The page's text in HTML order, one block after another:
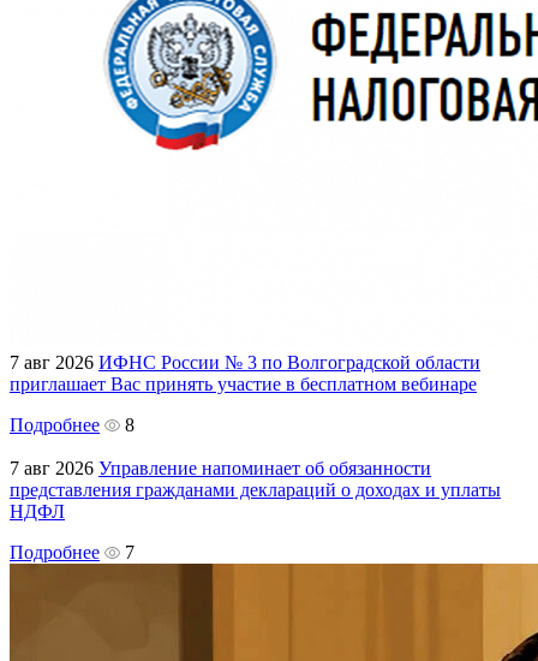
7 авг 2026 ИФНС России № 3 по Волгоградской области
приглашает Вас принять участие в бесплатном вебинаре
Подробнее
8
7 авг 2026 Управление напоминает об обязанности
представления гражданами деклараций о доходах и уплаты
НДФЛ
Подробнее
7